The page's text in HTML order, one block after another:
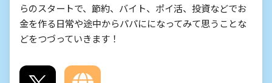
らのスタートで、節約、バイト、ポイ活、投資などでお
金を作る日常や途中からパパにになってみて思うことな
どをつづっていきます！